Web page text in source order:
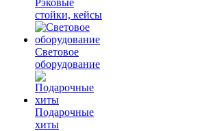
Рэковые
стойки, кейсы
Световое
оборудование
Подарочные
хиты